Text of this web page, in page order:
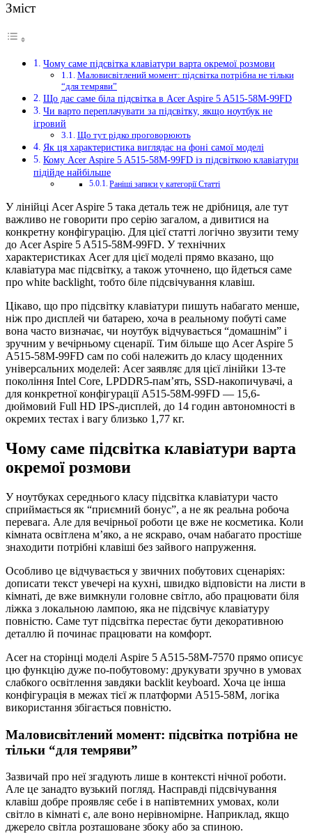
Зміст
Чому саме підсвітка клавіатури варта окремої розмови
Маловисвітлений момент: підсвітка потрібна не тільки
“для темряви”
Що дає саме біла підсвітка в Acer Aspire 5 A515-58M-99FD
Чи варто переплачувати за підсвітку, якщо ноутбук не
ігровий
Що тут рідко проговорюють
Як ця характеристика виглядає на фоні самої моделі
Кому Acer Aspire 5 A515-58M-99FD із підсвіткою клавіатури
підійде найбільше
Раніші записи у категорії Статті
У лінійці Acer Aspire 5 така деталь теж не дрібниця, але тут
важливо не говорити про серію загалом, а дивитися на
конкретну конфігурацію. Для цієї статті логічно звузити тему
до Acer Aspire 5 A515-58M-99FD. У технічних
характеристиках Acer для цієї моделі прямо вказано, що
клавіатура має підсвітку, а також уточнено, що йдеться саме
про white backlight, тобто біле підсвічування клавіш.
Цікаво, що про підсвітку клавіатури пишуть набагато менше,
ніж про дисплей чи батарею, хоча в реальному побуті саме
вона часто визначає, чи ноутбук відчувається “домашнім” і
зручним у вечірньому сценарії. Тим більше що Acer Aspire 5
A515-58M-99FD сам по собі належить до класу щоденних
універсальних моделей: Acer заявляє для цієї лінійки 13-те
покоління Intel Core, LPDDR5-пам’ять, SSD-накопичувачі, а
для конкретної конфігурації A515-58M-99FD — 15,6-
дюймовий Full HD IPS-дисплей, до 14 годин автономності в
окремих тестах і вагу близько 1,77 кг.
Чому саме підсвітка клавіатури варта
окремої розмови
У ноутбуках середнього класу підсвітка клавіатури часто
сприймається як “приємний бонус”, а не як реальна робоча
перевага. Але для вечірньої роботи це вже не косметика. Коли
кімната освітлена м’яко, а не яскраво, очам набагато простіше
знаходити потрібні клавіші без зайвого напруження.
Особливо це відчувається у звичних побутових сценаріях:
дописати текст увечері на кухні, швидко відповісти на листи в
кімнаті, де вже вимкнули головне світло, або працювати біля
ліжка з локальною лампою, яка не підсвічує клавіатуру
повністю. Саме тут підсвітка перестає бути декоративною
деталлю й починає працювати на комфорт.
Acer на сторінці моделі Aspire 5 A515-58M-7570 прямо описує
цю функцію дуже по-побутовому: друкувати зручно в умовах
слабкого освітлення завдяки backlit keyboard. Хоча це інша
конфігурація в межах тієї ж платформи A515-58M, логіка
використання збігається повністю.
Маловисвітлений момент: підсвітка потрібна не
тільки “для темряви”
Зазвичай про неї згадують лише в контексті нічної роботи.
Але це занадто вузький погляд. Насправді підсвічування
клавіш добре проявляє себе і в напівтемних умовах, коли
світло в кімнаті є, але воно нерівномірне. Наприклад, якщо
джерело світла розташоване збоку або за спиною.